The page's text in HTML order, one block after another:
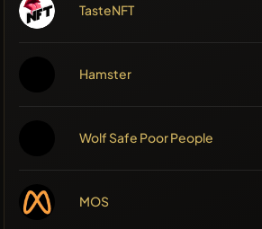
TasteNFT
Hamster
Wolf Safe Poor People
MOS